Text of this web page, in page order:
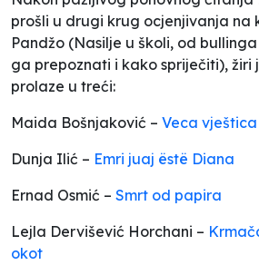
prošli u drugi krug ocjenjivanja na
Pandžo (Nasilje u školi, od
ga prepoznati i kako spriječiti),
prolaze u treći:
Maida Bošnjaković – Veca vještica
Dunja Ilić – Emri juaj ëstë Diana
Ernad Osmić – Smrt od papira
Lejla Dervišević Horchani –
okot